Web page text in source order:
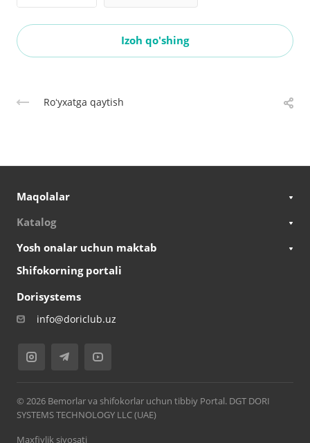
Izoh qo'shing
Roʻyxatga qaytish
Maqolalar
Katalog
Yosh onalar uchun maktab
Shifokorning portali
Dorisystems
info@doriclub.uz
© 2026 Bemorlar va shifokorlar uchun tibbiy Portal. DGT DORI
SYSTEMS TECHNOLOGY LLC (UAE)
Maxfiylik siyosati